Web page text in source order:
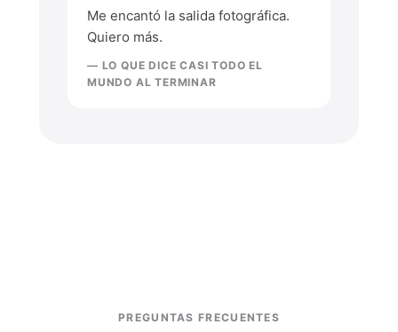
Me encantó la salida fotográfica.
Quiero más.
— LO QUE DICE CASI TODO EL
MUNDO AL TERMINAR
PREGUNTAS FRECUENTES